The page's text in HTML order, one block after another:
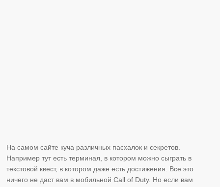
На самом сайте куча различных пасхалок и секретов.
Например тут есть терминал, в котором можно сыграть в
текстовой квест, в котором даже есть достижения. Все это
ничего не даст вам в мобильной Call of Duty. Но если вам